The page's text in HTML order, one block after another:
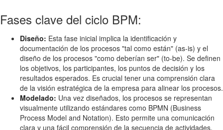
Fases clave del ciclo BPM:
Diseño: Esta fase inicial implica la identificación y
documentación de los procesos "tal como están" (as-is) y el
diseño de los procesos "como deberían ser" (to-be). Se definen
los objetivos, los participantes, los puntos de decisión y los
resultados esperados. Es crucial tener una comprensión clara
de la visión estratégica de la empresa para alinear los procesos.
Modelado: Una vez diseñados, los procesos se representan
visualmente utilizando estándares como BPMN (Business
Process Model and Notation). Esto permite una comunicación
clara y una fácil comprensión de la secuencia de actividades,